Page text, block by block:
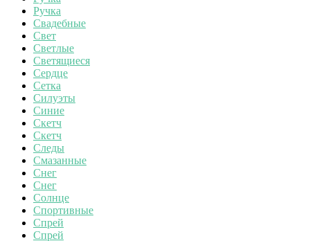
Ручка
Свадебные
Свет
Светлые
Светящиеся
Сердце
Сетка
Силуэты
Синие
Скетч
Скетч
Следы
Смазанные
Снег
Снег
Солнце
Спортивные
Спрей
Спрей